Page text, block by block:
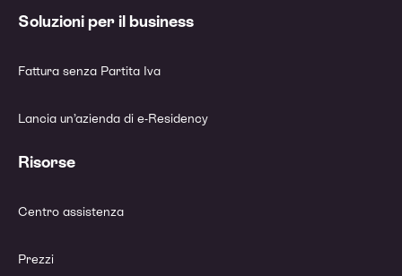
Soluzioni per il business
Fattura senza Partita Iva
Lancia un’azienda di e-Residency
Risorse
Centro assistenza
Prezzi